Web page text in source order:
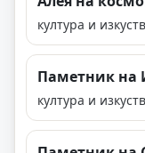
култура и
Паметник на
култура и